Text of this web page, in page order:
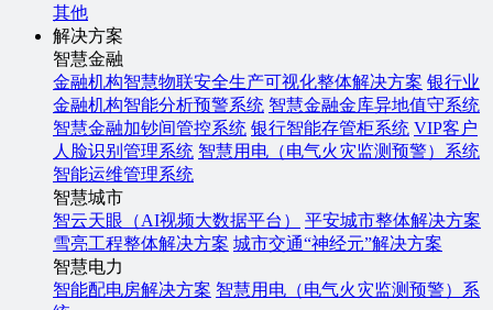
其他
解决方案
智慧金融
金融机构智慧物联安全生产可视化整体解决方案 银行业
金融机构智能分析预警系统 智慧金融金库异地值守系统
智慧金融加钞间管控系统 银行智能存管柜系统 VIP客户
人脸识别管理系统 智慧用电（电气火灾监测预警）系统
智能运维管理系统
智慧城市
智云天眼（AI视频大数据平台）
平安城市整体解决方案
雪亮工程整体解决方案 城市交通“神经元”解决方案
智慧电力
智能配电房解决方案 智慧用电（电气火灾监测预警）系